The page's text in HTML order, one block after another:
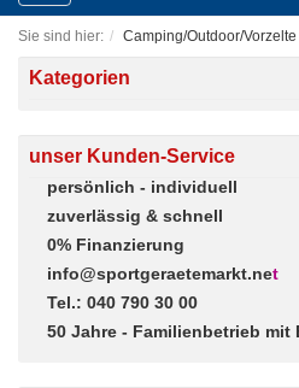
navigation
Sie sind hier: Camping/Outdoor/Vorzelte
Kategorien
unser Kunden-Service
persönlich - individuell
zuverlässig & schnell
0% Finanzierung
info@sportgeraetemarkt.net
Tel.: 040 790 30 00
50 Jahre - Familienbetrieb mit